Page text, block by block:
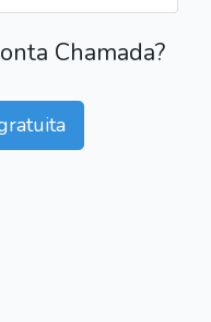
Chamada?